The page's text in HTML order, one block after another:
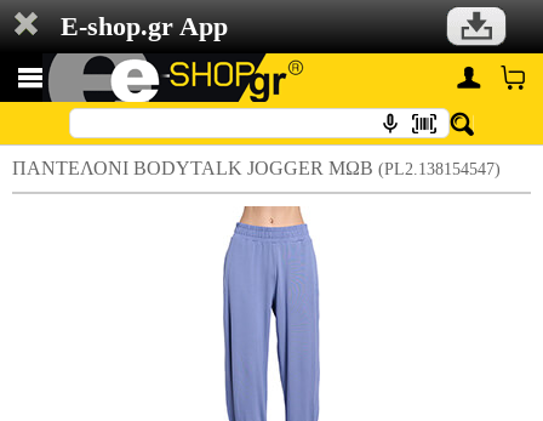
E-shop.gr App
ΠΑΝΤΕΛΟΝΙ BODYTALK JOGGER ΜΩΒ (PL2.138154547)